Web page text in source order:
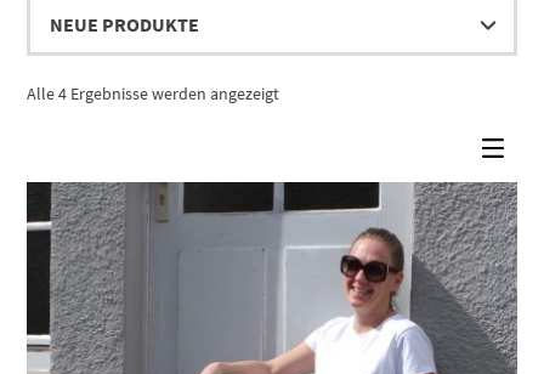
Alle 4 Ergebnisse werden angezeigtNach